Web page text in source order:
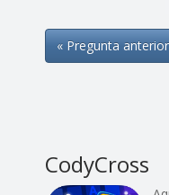
« Pregunta anterior
CodyCross